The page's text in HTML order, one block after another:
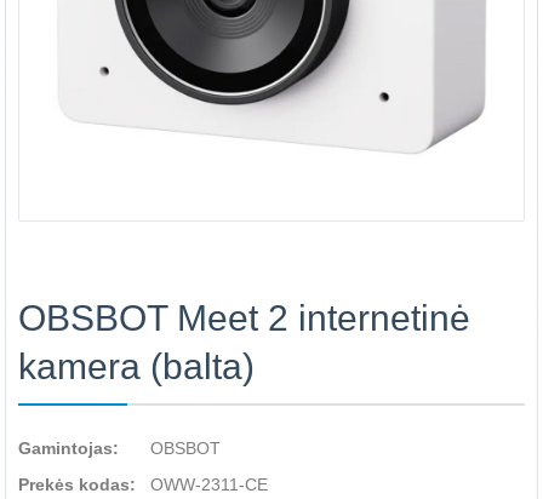
OBSBOT Meet 2 internetinė
kamera (balta)
Gamintojas:
OBSBOT
Prekės kodas:
OWW-2311-CE